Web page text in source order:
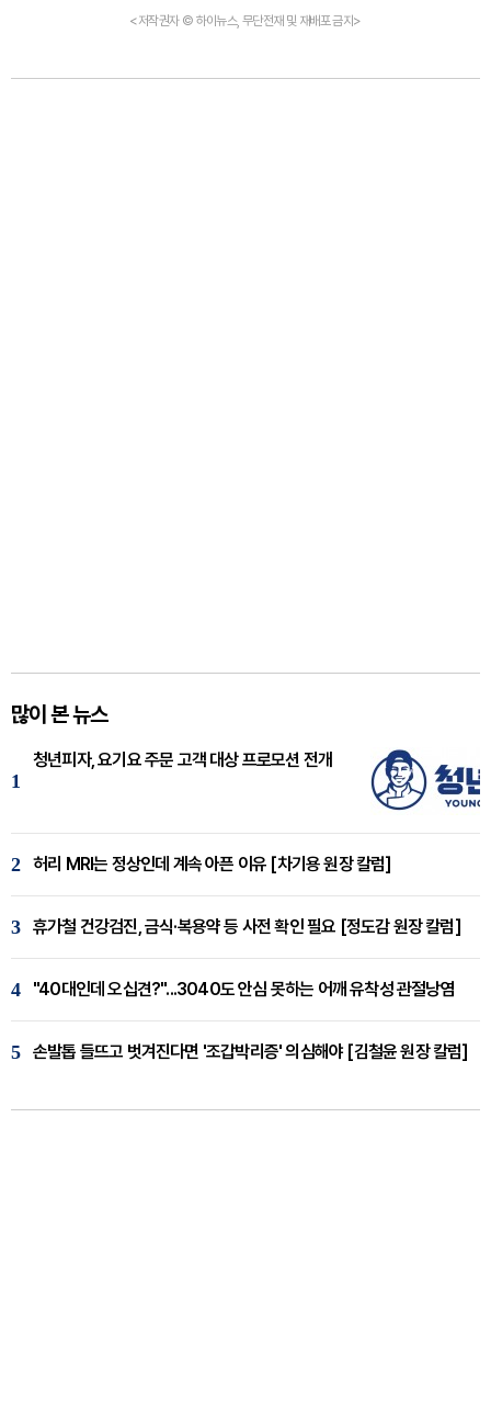
<저작권자 © 하이뉴스, 무단전재 및 재배포 금지>
많이 본 뉴스
1
청년피자, 요기요 주문 고객 대상 프로모션 전개
2 허리 MRI는 정상인데 계속 아픈 이유 [차기용 원장 칼럼]
3 휴가철 건강검진, 금식·복용약 등 사전 확인 필요 [정도감 원장 칼럼]
4 "40대인데 오십견?"...3040도 안심 못하는 어깨 유착성 관절낭염
5 손발톱 들뜨고 벗겨진다면 '조갑박리증' 의심해야 [김철윤 원장 칼럼]